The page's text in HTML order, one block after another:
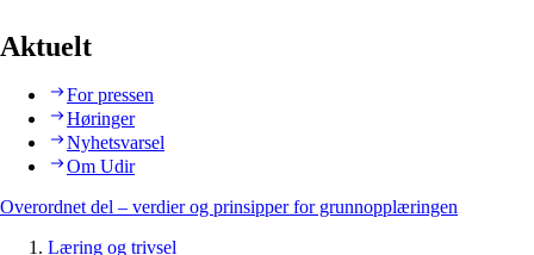
Aktuelt
For pressen
Høringer
Nyhetsvarsel
Om Udir
Overordnet del – verdier og prinsipper for grunnopplæringen
Læring og trivsel